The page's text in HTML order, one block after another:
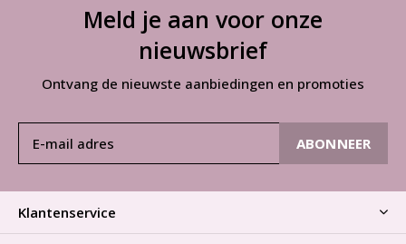
Meld je aan voor onze
nieuwsbrief
Ontvang de nieuwste aanbiedingen en promoties
ABONNEER
Klantenservice